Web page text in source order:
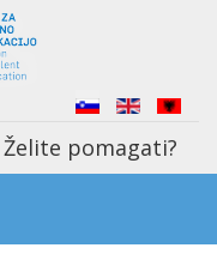
Želite pomagati?